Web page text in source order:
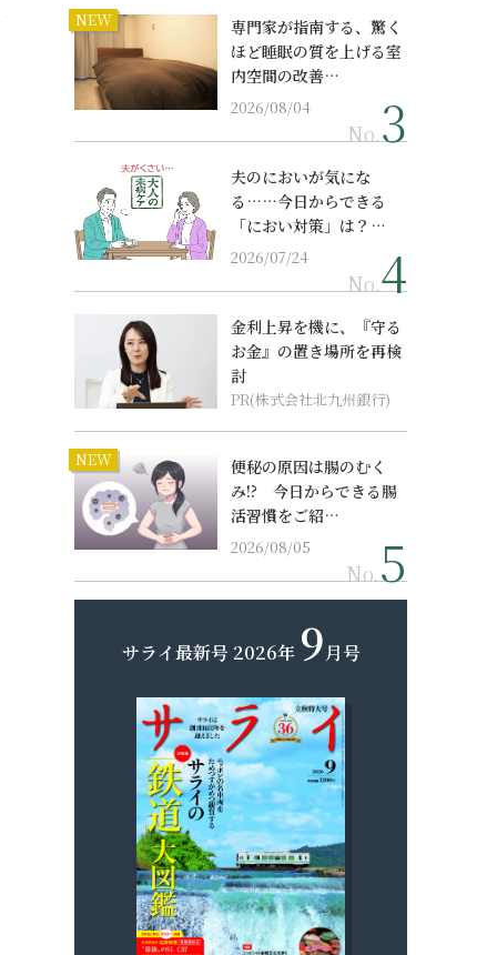
NEW
専門家が指南する、驚く
ほど睡眠の質を上げる室
内空間の改善…
2026/08/04
No.
夫のにおいが気にな
る……今日からできる
「におい対策」は？…
2026/07/24
No.
金利上昇を機に、『守る
お金』の置き場所を再検
討
PR(株式会社北九州銀行)
NEW
便秘の原因は腸のむく
み!? 今日からできる腸
活習慣をご紹…
2026/08/05
No.
サライ最新号 2026年 9月号